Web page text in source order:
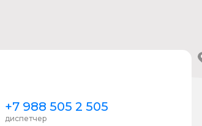
+7 988 505 2 505
диспетчер